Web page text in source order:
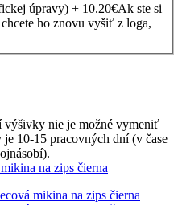
úpravy) + 10.20€Ak ste si
ho znovu vyšiť z loga,
výšivky nie je možné vymeniť
10-15 pracovných dní (v čase